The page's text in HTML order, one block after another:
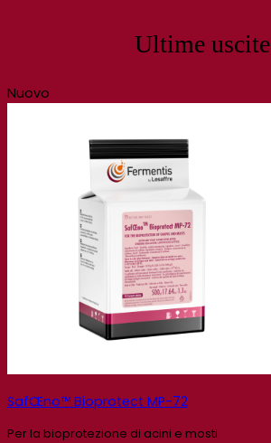
Ultime uscite
Nuovo
SafŒno™ Bioprotect MP-72
Per la bioprotezione di acini e mosti